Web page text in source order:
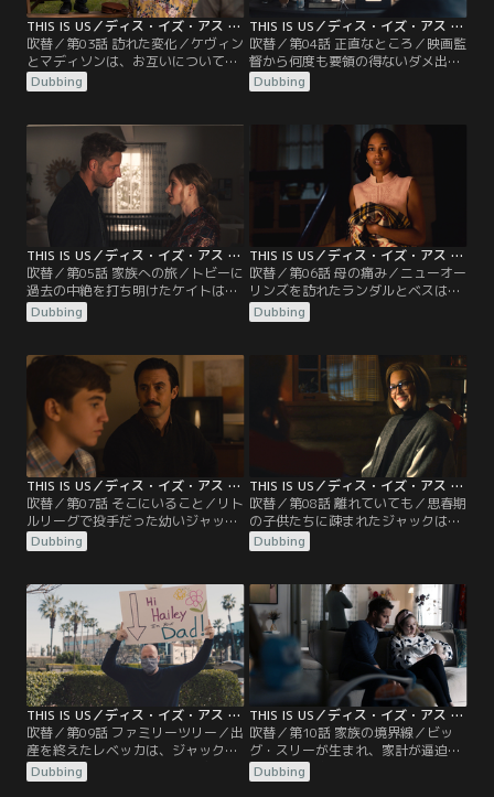
THIS IS US／ディス・イズ・アス シーズン5 第03話／吹替
吹替／第03話 訪れた変化／ケヴィン
とマディソンは、お互いについて語
り合うことで距離を縮める。ランダ
ルとベスは、テスがノンバイナリー
プしていたことが分かり、戸惑いな
がらも指導。ケイトとトビーは、養
子候補の母親エリーと顔合わせし、
お互いに好感を抱くのだが。
Dubbing
THIS IS US／ディス・イズ・アス シーズン5 第04話／吹替
吹替／第04話 正直なところ／映画監
督から何度も要領の得ないダメ出し
を受けて苛立つケヴィン。昔ランダ
ルに教えてもらった暗記カードを使
診に付き添ったケイトはある過去を
思い出す…。ランダルは、ジョギン
グウェアに着替える半裸姿がネット
上に公開されてしまう。
Dubbing
THIS IS US／ディス・イズ・アス シーズン5 第05話／吹替
吹替／第05話 家族への旅／トビーに
過去の中絶を打ち明けたケイトは、
過去を乗り越えるために、マークを
捜してサンディエゴへ向かう。一
ーバーへ。時を同じくして、ランダ
ルの元に生前のローレルを知るハイ
という人物から連絡が来るが…。
Dubbing
THIS IS US／ディス・イズ・アス シーズン5 第06話／吹替
吹替／第06話 母の痛み／ニューオー
リンズを訪れたランダルとベスは、
ハイからローレルの生い立ちを聞
く。名家に生まれたローレルはある
に惹かれ合っていくも想いはかなわ
ない。一人で町を出たローレルは、
ピッツバーグでウィリアムと出会い
ランダルを出産するが…。
Dubbing
THIS IS US／ディス・イズ・アス シーズン5 第07話／吹替
吹替／第07話 そこにいること／リト
ルリーグで投手だった幼いジャッ
ク。毎回飲酒しながら観戦する父ス
タンリーが試合に負けると機嫌が悪
いた。一方、若いケヴィンはジャッ
クとアメフト合宿へ。ジャックたち
の期待が重荷だったケヴィンは、監
督からは罵られているとジャックに
告白する。
Dubbing
THIS IS US／ディス・イズ・アス シーズン5 第08話／吹替
吹替／第08話 離れていても／思春期
の子供たちに疎まれたジャックは、
レベッカと2人で山荘で休暇を過ご
す。子供たちの愚痴ばかりのレベッ
寂しいと打ち明ける。一方、ケヴィ
ンが不在な中、マディソンの陣痛が
始まる。その頃、エリーもケイトの
立ち会いのもと女の子の出産を迎え
ることに。
Dubbing
THIS IS US／ディス・イズ・アス シーズン5 第09話／吹替
吹替／第09話 ファミリーツリー／出
産を終えたレベッカは、ジャックと
一緒に病院から帰路につく。途中あ
おり運転のドライバーとケンカしそ
Dubbing
THIS IS US／ディス・イズ・アス シーズン5 第10話／吹替
吹替／第10話 家族の境界線／ビッ
グ・スリーが生まれ、家計が逼迫す
るピアソン家。ジャックは上司たち
とのディナーに参加して昇進を狙う
Dubbing